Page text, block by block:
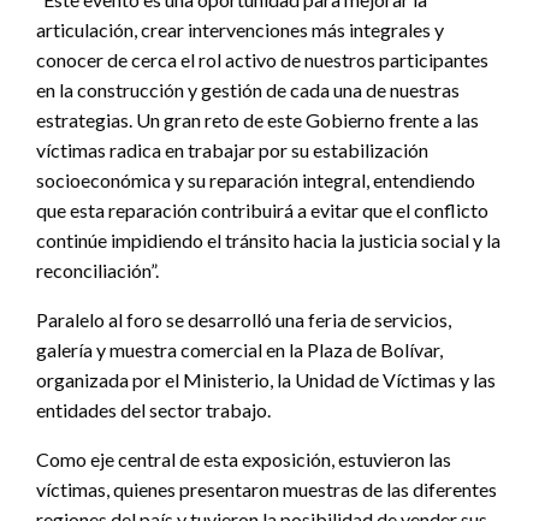
articulación, crear intervenciones más integrales y
conocer de cerca el rol activo de nuestros participantes
en la construcción y gestión de cada una de nuestras
estrategias. Un gran reto de este Gobierno frente a las
víctimas radica en trabajar por su estabilización
socioeconómica y su reparación integral, entendiendo
que esta reparación contribuirá a evitar que el conflicto
continúe impidiendo el tránsito hacia la justicia social y la
reconciliación”.
Paralelo al foro se desarrolló una feria de servicios,
galería y muestra comercial en la Plaza de Bolívar,
organizada por el Ministerio, la Unidad de Víctimas y las
entidades del sector trabajo.
Como eje central de esta exposición, estuvieron las
víctimas, quienes presentaron muestras de las diferentes